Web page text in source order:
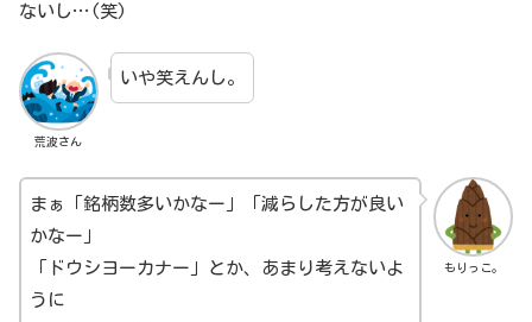
ないし…(笑)
荒波さん
いや笑えんし。
もりっこ。
まぁ「銘柄数多いかなー」「減らした方が良い
かなー」
「ドウシヨーカナー」とか、あまり考えないよ
うに